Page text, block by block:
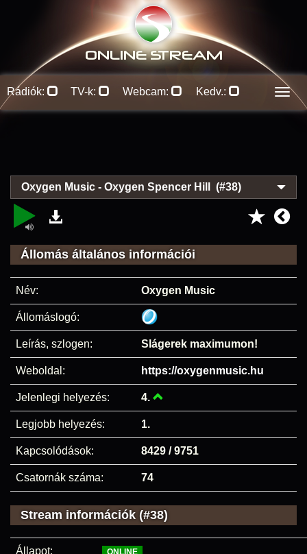
ONLINE STREAM
Rádiók: TV-k: Webcam: Kedv.:
Oxygen Music - Oxygen Spencer Hill (#38)
Állomás általános információi
Név: Oxygen Music
Állomáslogó:
Leírás, szlogen: Slágerek maximumon!
Weboldal: https://oxygenmusic.hu
Jelenlegi helyezés: 4.
Legjobb helyezés: 1.
Kapcsolódások: 8429 / 9751
Csatornák száma: 74
Stream információk (#38)
Állapot: ONLINE